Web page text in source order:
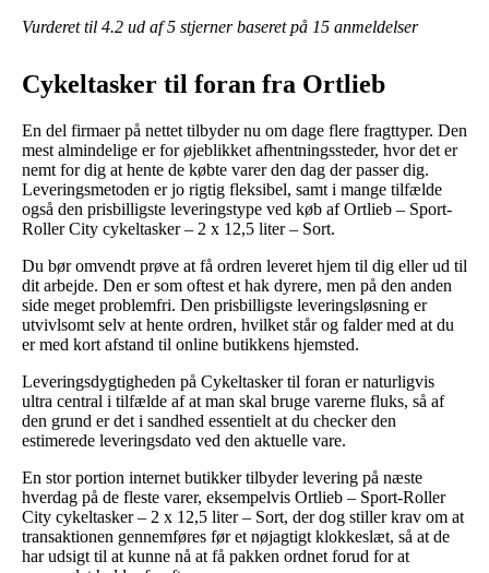
Vurderet til 4.2 ud af 5 stjerner baseret på 15 anmeldelser
Cykeltasker til foran fra Ortlieb
En del firmaer på nettet tilbyder nu om dage flere fragttyper. Den
mest almindelige er for øjeblikket afhentningssteder, hvor det er
nemt for dig at hente de købte varer den dag der passer dig.
Leveringsmetoden er jo rigtig fleksibel, samt i mange tilfælde
også den prisbilligste leveringstype ved køb af Ortlieb – Sport-
Roller City cykeltasker – 2 x 12,5 liter – Sort.
Du bør omvendt prøve at få ordren leveret hjem til dig eller ud til
dit arbejde. Den er som oftest et hak dyrere, men på den anden
side meget problemfri. Den prisbilligste leveringsløsning er
utvivlsomt selv at hente ordren, hvilket står og falder med at du
er med kort afstand til online butikkens hjemsted.
Leveringsdygtigheden på Cykeltasker til foran er naturligvis
ultra central i tilfælde af at man skal bruge varerne fluks, så af
den grund er det i sandhed essentielt at du checker den
estimerede leveringsdato ved den aktuelle vare.
En stor portion internet butikker tilbyder levering på næste
hverdag på de fleste varer, eksempelvis Ortlieb – Sport-Roller
City cykeltasker – 2 x 12,5 liter – Sort, der dog stiller krav om at
transaktionen gennemføres før et nøjagtigt klokkeslæt, så at de
har udsigt til at kunne nå at få pakken ordnet forud for at